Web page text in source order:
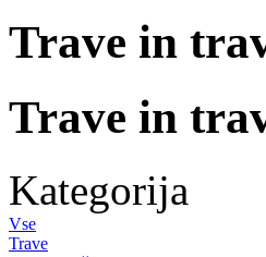
Trave in
Trave in
Kategorija
Vse
Trave